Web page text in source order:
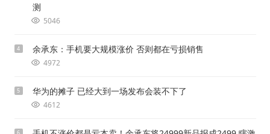
测
5046
4 余承东：手机要大规模涨价 否则都在亏损销售
4972
5 华为的摊子 已经大到一场发布会装不下了
4612